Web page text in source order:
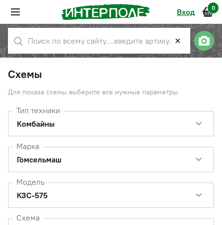
Вход 0
✕
Схемы
Для показа схемы выберите все нужные параметры
Тип техники
Комбайны
Марка
Гомсельмаш
Модель
КЗС-575
Схема